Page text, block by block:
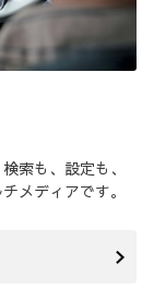
索も、設定も、
メディアです。